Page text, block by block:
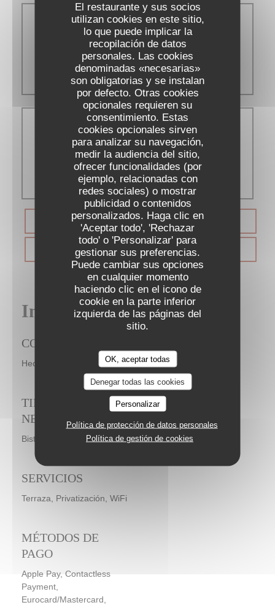
El restaurante y sus socios
utilizan cookies en este sitio,
lo que puede implicar la
recopilación de datos
personales. Las cookies
denominadas «necesarias»
son obligatorias y se instalan
por defecto. Otras cookies
opcionales requieren su
consentimiento. Estas
cookies opcionales sirven
para analizar su navegación,
medir la audiencia del sitio,
ofrecer funcionalidades (por
ejemplo, relacionadas con
redes sociales) o mostrar
publicidad o contenidos
personalizados. Haga clic en
'Aceptar todo', 'Rechazar
todo' o 'Personalizar' para
gestionar sus preferencias.
Puede cambiar sus opciones
en cualquier momento
haciendo clic en el icono de
cookie en la parte inferior
izquierda de las páginas del
sitio.
OK, aceptar todas
Denegar todas las cookies
Personalizar
Política de protección de datos personales
Política de gestión de cookies
Mar- Sab
12:00 - 14:00
19:00 - 22:00
Domingo
12:00 - 14:00
RESERVAR UNA MESA
VALES
Información general
COCINA
Hecho en casa, productos frescos, Cocina Tradicional
TIPO DE
NEGOCIO
Bistronomique
SERVICIOS
Terraza, Privatización, WiFi
MÉTODOS DE
PAGO
Apple Pay, Contactless
Payment,
Eurocard/Mastercard,